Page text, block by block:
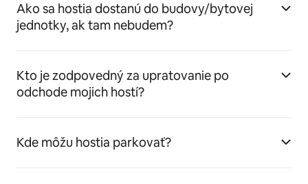
Ako sa hostia dostanú do budovy/bytovej
jednotky, ak tam nebudem?
Kto je zodpovedný za upratovanie po
odchode mojich hostí?
Kde môžu hostia parkovať?